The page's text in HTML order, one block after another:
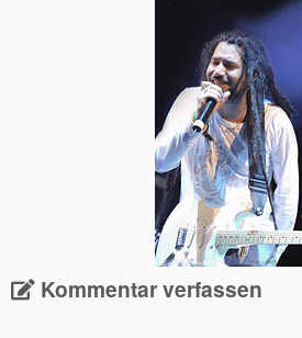
Kommentar verfassen